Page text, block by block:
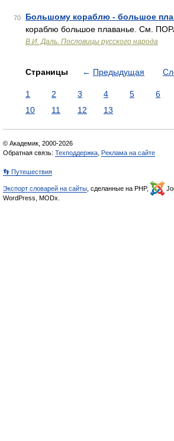
70 Большому кораблю - большое
кораблю большое плаванье. См.
В.И. Даль. Пословицы русского народа
Страницы ← Предыдущая
1 2 3 4 5 6
10
11 12 13
© Академик, 2000-2026
Обратная связь: Техподдержка Реклама на сайте
👣 Путешествия
Экспорт словарей на сайты , сделанные на PHP,
WordPress, MODx.